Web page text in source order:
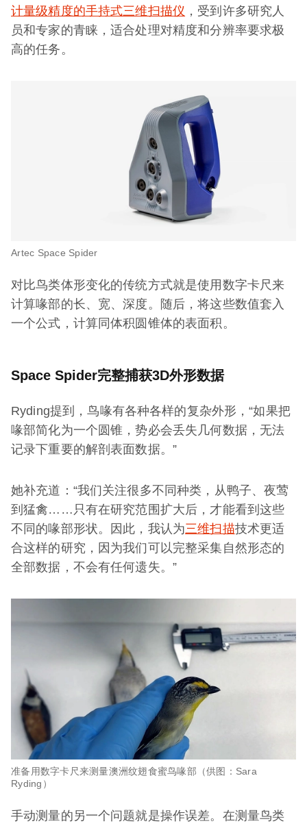
计量级精度的手持式三维扫描仪 ，受到许多研究人
员和专家的青睐，适合处理对精度和分辨率要求极
高的任务。
Artec Space Spider
对比鸟类体形变化的传统方式就是使用数字卡尺来
计算喙部的长、宽、深度。随后，将这些数值套入
一个公式，计算同体积圆锥体的表面积。
Space Spider完整捕获3D外形数据
Ryding提到，鸟喙有各种各样的复杂外形，“如果把
喙部简化为一个圆锥，势必会丢失几何数据，无法
记录下重要的解剖表面数据。”
她补充道：“我们关注很多不同种类，从鸭子、夜莺
到猛禽……只有在研究范围扩大后，才能看到这些
不同的喙部形状。因此，我认为三维扫描技术更适
合这样的研究，因为我们可以完整采集自然形态的
全部数据，不会有任何遗失。”
准备用数字卡尺来测量澳洲纹翅食蜜鸟喙部（供图：Sara
Ryding）
手动测量的另一个问题就是操作误差。在测量鸟类